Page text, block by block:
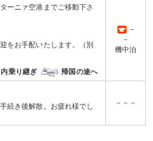
ーニァ空港までご移動下さ
をお手配いたします。（別
内乗り継ぎ 帰国の途へ
－
－
機中泊
続き後解散。お疲れ様でし
－－－